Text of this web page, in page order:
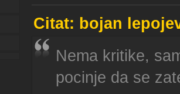
Citat: bojan
Nema kritike,
pocinje da se